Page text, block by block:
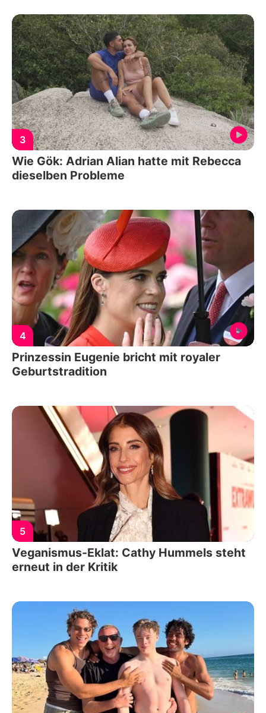
3
Wie Gök: Adrian Alian hatte mit Rebecca
dieselben Probleme
4
Prinzessin Eugenie bricht mit royaler
Geburtstradition
5
Veganismus-Eklat: Cathy Hummels steht
erneut in der Kritik